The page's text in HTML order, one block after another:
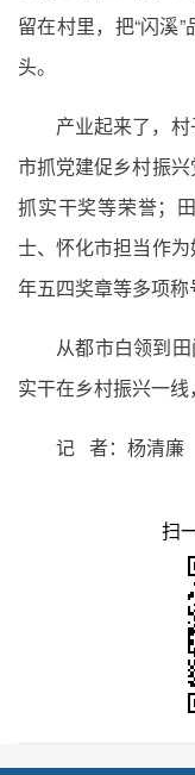
留在村里，把“闪溪
头。
产业起来了，
市抓党建促乡村振
抓实干奖等荣誉；
士、怀化市担当作
年五四奖章等多项称
从都市白领到
实干在乡村振兴一线
记 者：杨清廉
扫